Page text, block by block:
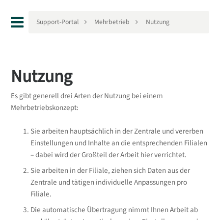
Support-Portal Mehrbetrieb Nutzung
Nutzung
Es gibt generell drei Arten der Nutzung bei einem
Mehrbetriebskonzept:
Sie arbeiten hauptsächlich in der Zentrale und vererben
Einstellungen und Inhalte an die entsprechenden Filialen
– dabei wird der Großteil der Arbeit hier verrichtet.
Sie arbeiten in der Filiale, ziehen sich Daten aus der
Zentrale und tätigen individuelle Anpassungen pro
Filiale.
Die automatische Übertragung nimmt Ihnen Arbeit ab